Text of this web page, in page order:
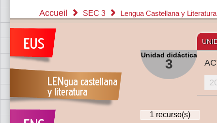
Accueil SEC 3 Lengua Castellana y
Unidad didáctica
3
1 recurso(s)